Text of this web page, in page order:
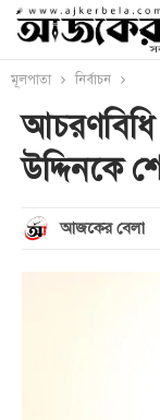
মূলপাতা নির্বাচন
আচরণবিধি
উদ্দিনকে
আজকের বেলা